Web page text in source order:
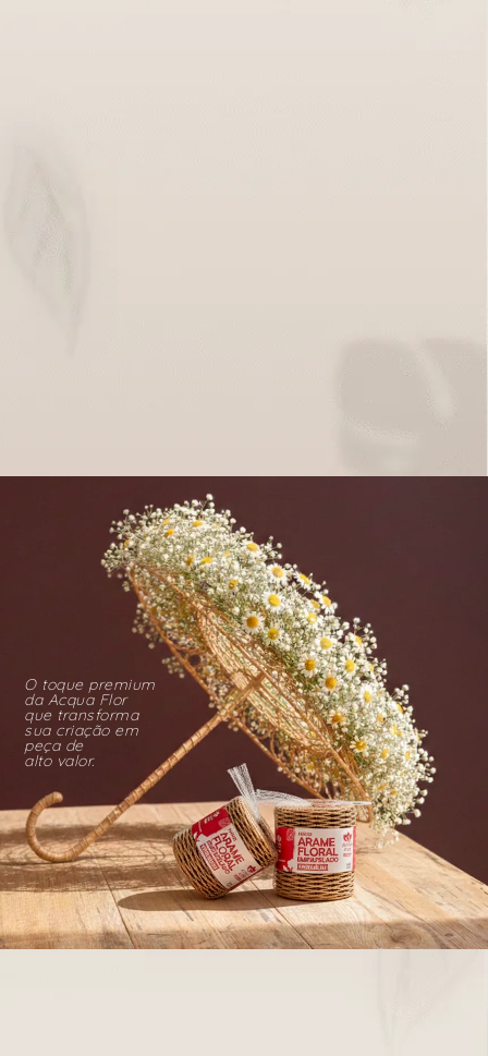
O toque premium
da Acqua Flor
que transforma
sua criação em
peça de
alto valor.